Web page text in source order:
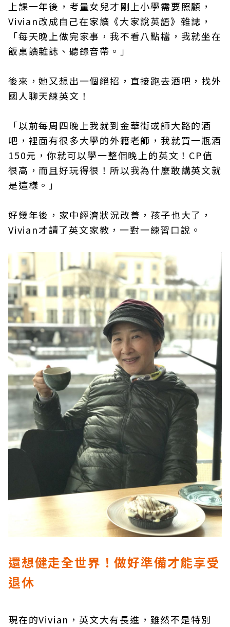
上課一年後，考量女兒才剛上小學需要照顧，
Vivian改成自己在家讀《大家說英語》雜誌，
「每天晚上做完家事，我不看八點檔，我就坐在
飯桌讀雜誌、聽錄音帶。」
後來，她又想出一個絕招，直接跑去酒吧，找外
國人聊天練英文！
「以前每周四晚上我就到金華街或師大路的酒
吧，裡面有很多大學的外籍老師，我就買一瓶酒
150元，你就可以學一整個晚上的英文！CP值
很高，而且好玩得很！所以我為什麼敢講英文就
是這樣。」
好幾年後，家中經濟狀況改善，孩子也大了，
Vivian才請了英文家教，一對一練習口說。
還想健走全世界！做好準備才能享受
退休
現在的Vivian，英文大有長進，雖然不是特別